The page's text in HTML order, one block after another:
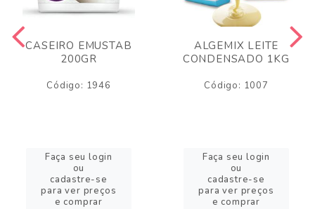
CASEIRO EMUSTAB
200GR
Código: 1946
Faça seu login
ou
cadastre-se
para ver preços
e comprar
ALGEMIX LEITE
CONDENSADO 1KG
Código: 1007
Faça seu login
ou
cadastre-se
para ver preços
e comprar